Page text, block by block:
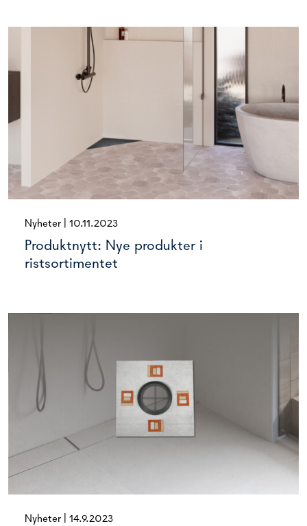
Nyheter 10.11.2023
Produktnytt: Nye produkter i
ristsortimentet
Nyheter 14.9.2023